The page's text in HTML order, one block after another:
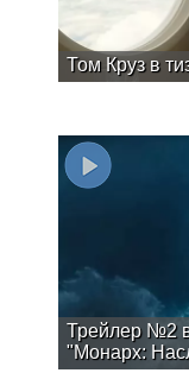
Том Круз в
Трейлер №2
"Монарх: